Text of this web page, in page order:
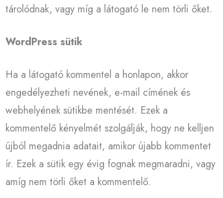
tárolódnak, vagy míg a látogató le nem törli őket.
WordPress sütik
Ha a látogató kommentel a honlapon, akkor
engedélyezheti nevének, e-mail címének és
webhelyének sütikbe mentését. Ezek a
kommentelő kényelmét szolgálják, hogy ne kelljen
újból megadnia adatait, amikor újabb kommentet
ír. Ezek a sütik egy évig fognak megmaradni, vagy
amíg nem törli őket a kommentelő.